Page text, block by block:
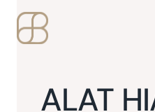
content
ALAT